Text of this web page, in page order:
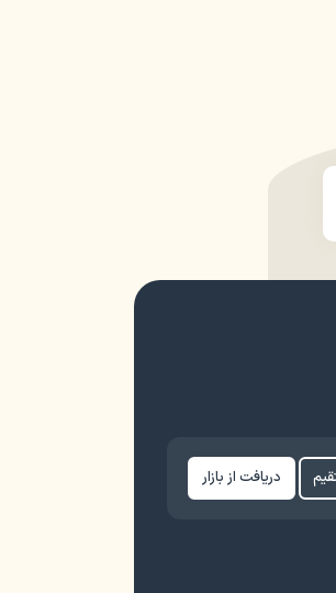
دریافت از بازار